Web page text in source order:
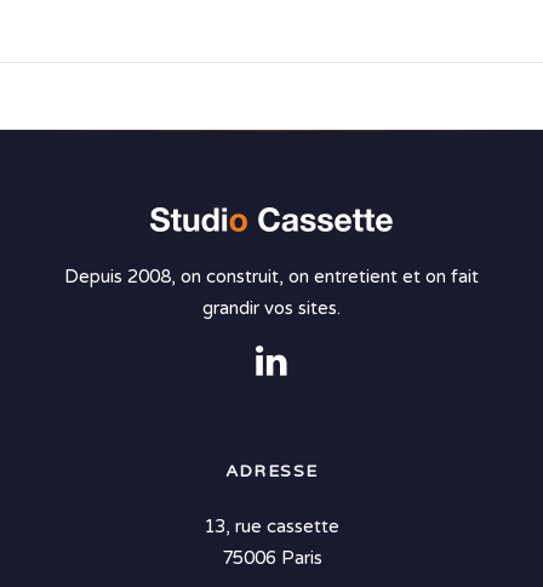
Depuis 2008, on construit, on entretient et on fait
grandir vos sites.
ADRESSE
13, rue cassette
75006 Paris